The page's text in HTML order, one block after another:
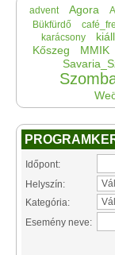
advent Agora
Bükfürdő
karácsony
Kőszeg
MMIK
Időpont:
Helyszín:
Kategória:
Esemény neve: